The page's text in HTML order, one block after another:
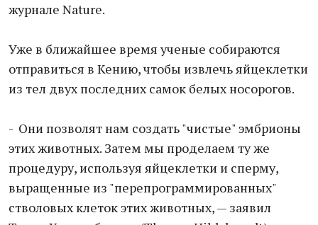
журнале Nature.
Уже в ближайшее время ученые собираются
отправиться в Кению, чтобы извлечь яйцеклетки
из тел двух последних самок белых носорогов.
- Они позволят нам создать "чистые" эмбрионы
этих животных. Затем мы проделаем ту же
процедуру, используя яйцеклетки и сперму,
выращенные из "перепрограммированных"
стволовых клеток этих животных, — заявил